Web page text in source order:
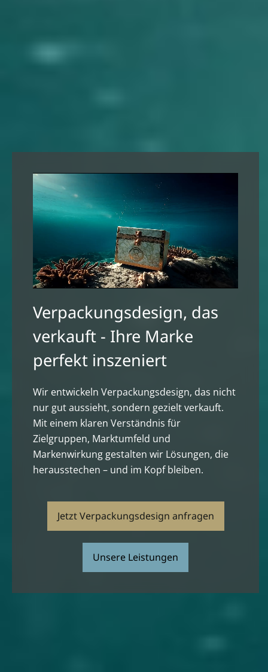
Verpackungsdesign, das
verkauft - Ihre Marke
perfekt inszeniert
Wir entwickeln Verpackungsdesign, das nicht
nur gut aussieht, sondern gezielt verkauft.
Mit einem klaren Verständnis für
Zielgruppen, Marktumfeld und
Markenwirkung gestalten wir Lösungen, die
herausstechen – und im Kopf bleiben.
Jetzt Verpackungsdesign anfragen
Unsere Leistungen